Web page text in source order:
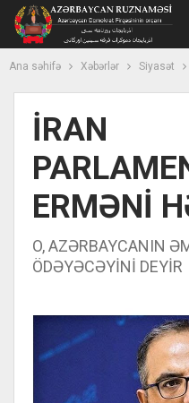
Ana səhifə Xəbərlər Siyasət
İRAN
ERMƏNİ
O, AZƏRBAYCANIN
ÖDƏYƏCƏYİNİ DEYİR